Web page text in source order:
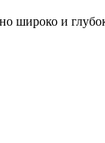
широко и